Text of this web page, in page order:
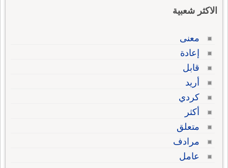
الاكثر شعبية
معنى
إعادة
قابل
أريد
كردي
أكثر
متعلق
مرادف
عامل